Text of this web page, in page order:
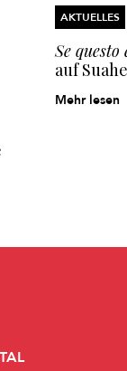
AKTUELLES
Se
auf
Mehr lesen